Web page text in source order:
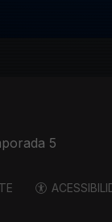
5